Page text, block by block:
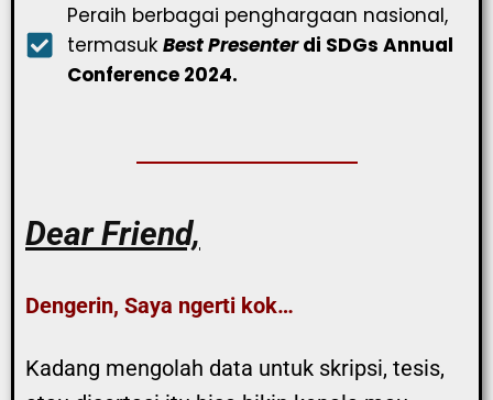
Peraih berbagai penghargaan nasional,
termasuk Best Presenterdi SDGs Annual
Conference 2024.
Dear Friend,
Dengerin, Saya ngerti kok…
Kadang mengolah data untuk skripsi, tesis,